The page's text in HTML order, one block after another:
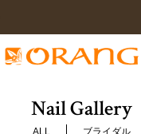
Nail Gallery
ALL ブライダル